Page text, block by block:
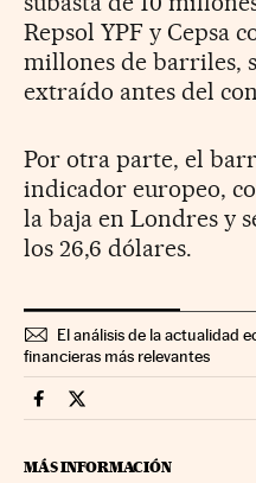
Repsol YPF y Cepsa
millones de barriles,
extraído antes del
Por otra parte, el
indicador europeo,
la baja en Londres y
los 26,6 dólares.
El análisis de la actualidad
financieras más relevantes
Economia Cinco Días en
Economia Cinco Días
MÁS INFORMACIÓN